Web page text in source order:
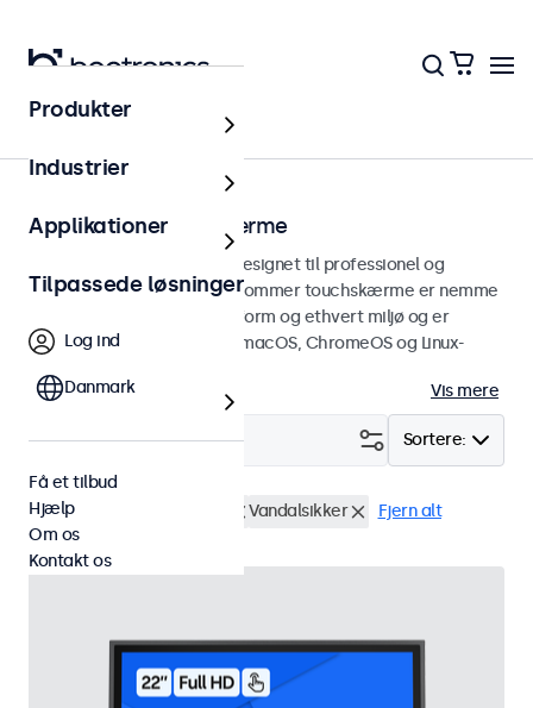
Touchskærme
22 tommer touchskærme
22 tommer touchskærme designet til professionel og
kontinuerlig brug. Disse 22-tommer touchskærme er nemme
at integrere i enhver brugsform og ethvert miljø og er
kompatible med Windows, macOS, ChromeOS og Linux-
Vis mere
Sortere:
Filter (2)
22 tommer touchskærme Vandalsikker Fjern alt
Produkter
Industrier
Applikationer
Tilpassede løsninger
Log ind
Danmark
Få et tilbud
Hjælp
Om os
Kontakt os